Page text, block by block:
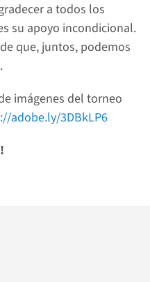
a todos los
su apoyo incondicional.
que, juntos, podemos
imágenes del torneo
adobe.ly/3DBkLP6